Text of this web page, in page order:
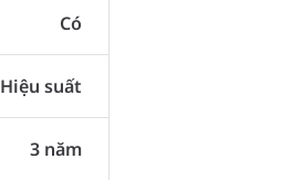
Có
Hiệu suất
3 năm